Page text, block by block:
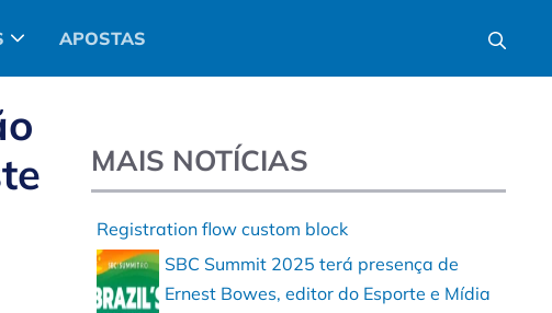
APOSTAS
MAIS NOTÍCIAS
Registration flow custom block
SBC Summit 2025 terá presença de
Ernest Bowes, editor do Esporte e Mídia